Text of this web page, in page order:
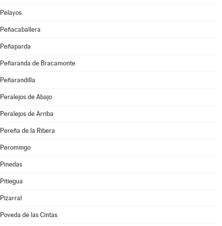
Pelayos
Peñacaballera
Peñaparda
Peñaranda de Bracamonte
Peñarandilla
Peralejos de Abajo
Peralejos de Arriba
Pereña de la Ribera
Peromingo
Pinedas
Pitiegua
Pizarral
Poveda de las Cintas